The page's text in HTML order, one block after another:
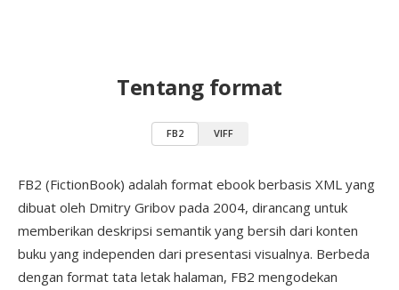
Tentang format
FB2 VIFF
FB2 (FictionBook) adalah format ebook berbasis XML yang
dibuat oleh Dmitry Gribov pada 2004, dirancang untuk
memberikan deskripsi semantik yang bersih dari konten
buku yang independen dari presentasi visualnya. Berbeda
dengan format tata letak halaman, FB2 mengodekan